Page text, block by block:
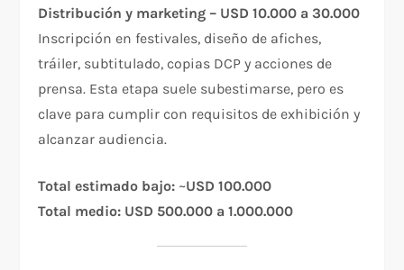
Distribución y marketing – USD 10.000 a 30.000
Inscripción en festivales, diseño de afiches,
tráiler, subtitulado, copias DCP y acciones de
prensa. Esta etapa suele subestimarse, pero es
clave para cumplir con requisitos de exhibición y
alcanzar audiencia.
Total estimado bajo: ~USD 100.000
Total medio: USD 500.000 a 1.000.000